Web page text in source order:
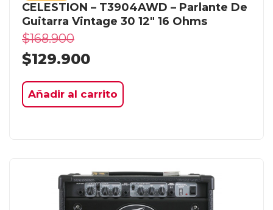
CELESTION – T3904AWD – Parlante De
Guitarra Vintage 30 12″ 16 Ohms
$168.900
$129.900
Añadir al carrito